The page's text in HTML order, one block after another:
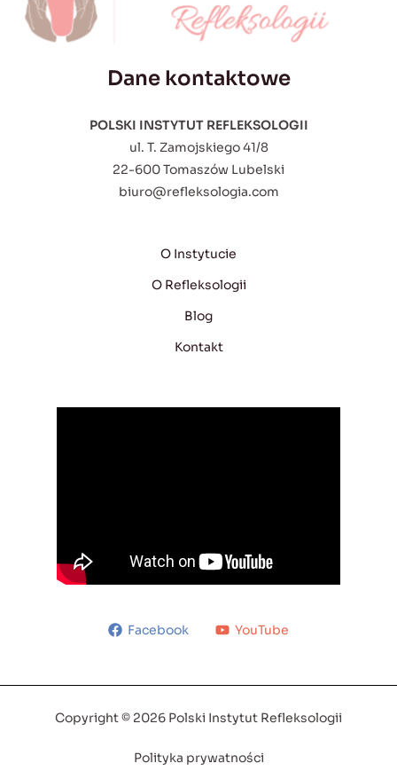
Dane kontaktowe
POLSKI INSTYTUT REFLEKSOLOGII
ul. T. Zamojskiego 41/8
22-600 Tomaszów Lubelski
biuro@refleksologia.com
O Instytucie
O Refleksologii
Blog
Kontakt
Facebook YouTube
Copyright © 2026 Polski Instytut Refleksologii
Polityka prywatności